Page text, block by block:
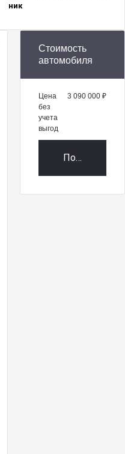
ник
Стоимость
автомобиля
Цена
без
учета
выгод
3 090 000 ₽
Получить